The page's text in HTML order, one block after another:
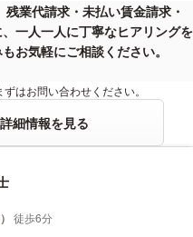
残業代請求・未払い賃金請求・
一人一人に丁寧なヒアリングを
お気軽にご相談ください。
はお問い合わせください。
細情報を見る
徒歩6分